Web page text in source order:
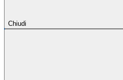
Chiudi